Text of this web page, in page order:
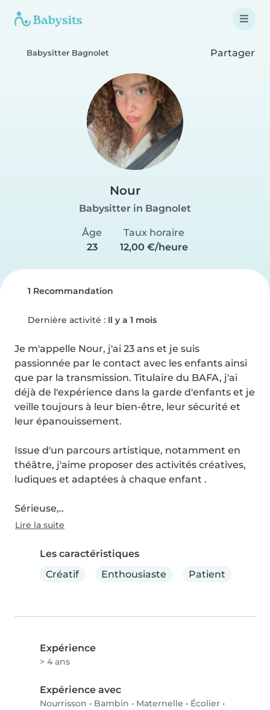
Babysitter Bagnolet Partager
Nour
Babysitter in Bagnolet
Âge
23
Taux horaire
12,00 €/heure
1 Recommandation
Dernière activité : Il y a 1 mois
Je m'appelle Nour, j'ai 23 ans et je suis
passionnée par le contact avec les enfants ainsi
que par la transmission. Titulaire du BAFA, j'ai
déjà de l'expérience dans la garde d'enfants et je
veille toujours à leur bien-être, leur sécurité et
leur épanouissement.
Issue d'un parcours artistique, notamment en
théâtre, j'aime proposer des activités créatives,
ludiques et adaptées à chaque enfant .
Sérieuse,..
Lire la suite
Les caractéristiques
Créatif
Enthousiaste Patient
Expérience
> 4 ans
Expérience avec
Nourrisson • Bambin • Maternelle • Écolier •